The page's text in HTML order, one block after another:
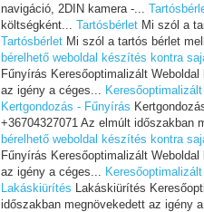
navigáció, 2DIN kamera -...
költségként... Tartósbérlet Mi szól a
Tartósbérlet Mi szól a tartós bérlet
bérelhető weboldal készítés kontra
Fűnyírás Keresőoptimalizált
az igény a céges...
Kertgondozás - Fűnyírás
+36704327071 Az elmúlt időszakban
bérelhető weboldal készítés kontra
Fűnyírás Keresőoptimalizált
az igény a céges...
Lakáskiürítés Lakáskiürítés
időszakban megnövekedett az igény